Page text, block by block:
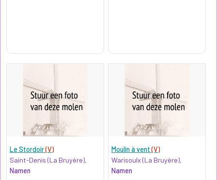
Le Stordoir(V)
Saint-Denis (La Bruyère),
Namen
Moulin à vent(V)
Warisoulx (La Bruyère),
Namen